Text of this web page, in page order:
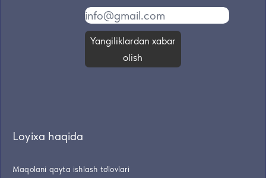
Yangiliklardan xabar
olish
Loyixa haqida
Maqolani qayta ishlash to'lovlari